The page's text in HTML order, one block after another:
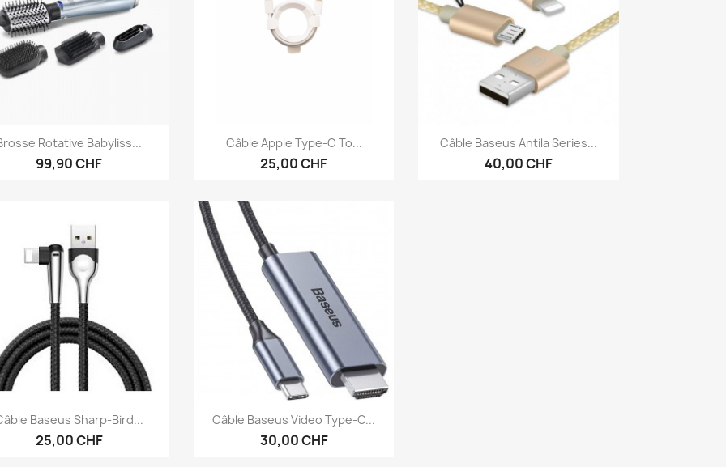
Aperçu rapide
Rotative Babyliss...
99,90 CHF
 Aperçu rapide
Câble Apple Type-C To...
25,00 CHF
Aperçu rapide
Câble Baseus Antila Series...
40,00 CHF
Aperçu rapide
Baseus Sharp-Bird...
25,00 CHF
Aperçu rapide
Câble Baseus Video Type-C...
30,00 CHF